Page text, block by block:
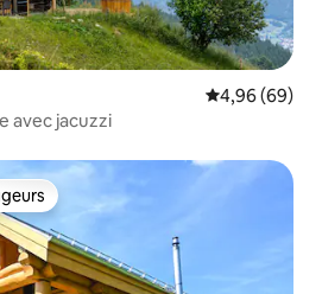
Note
4,96 (69)
avec jacuzzi
parmi les plus aimés